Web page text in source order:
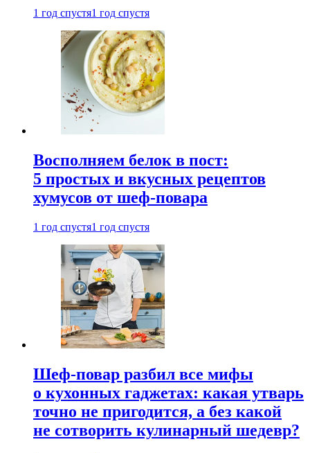
1 год спустя1 год спустя
Восполняем белок в пост:
5 простых и вкусных рецептов
хумусов от шеф-повара
1 год спустя1 год спустя
Шеф-повар разбил все мифы
о кухонных гаджетах: какая утварь
точно не пригодится, а без какой
не сотворить кулинарный шедевр?